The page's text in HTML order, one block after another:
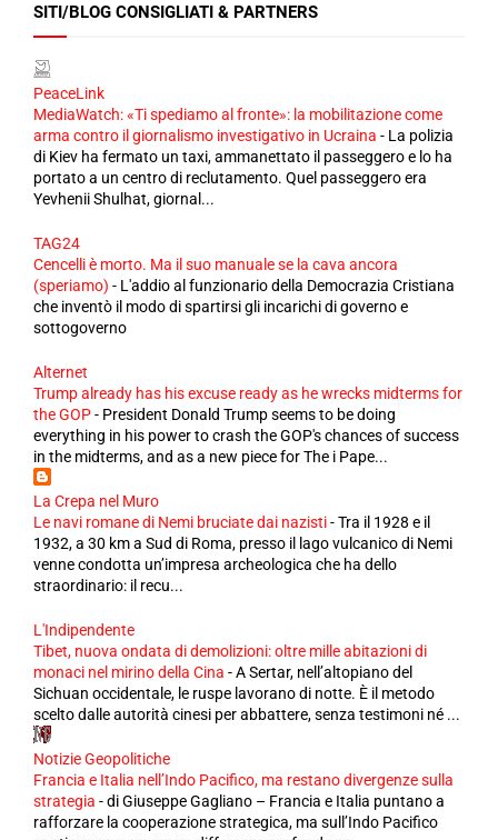
SITI/BLOG CONSIGLIATI & PARTNERS
PeaceLink
MediaWatch: «Ti spediamo al fronte»: la mobilitazione come
arma contro il giornalismo investigativo in Ucraina - La polizia
di Kiev ha fermato un taxi, ammanettato il passeggero e lo ha
portato a un centro di reclutamento. Quel passeggero era
Yevhenii Shulhat, giornal...
TAG24
Cencelli è morto. Ma il suo manuale se la cava ancora
(speriamo) - L'addio al funzionario della Democrazia Cristiana
che inventò il modo di spartirsi gli incarichi di governo e
sottogoverno
Alternet
Trump already has his excuse ready as he wrecks midterms for
the GOP- President Donald Trump seems to be doing
everything in his power to crash the GOP's chances of success
in the midterms, and as a new piece for The i Pape...
La Crepa nel Muro
Le navi romane di Nemi bruciate dai nazisti-Tra il 1928 e il
1932, a 30 km a Sud di Roma, presso il lago vulcanico di Nemi
venne condotta un’impresa archeologica che ha dello
straordinario: il recu...
L'Indipendente
Tibet, nuova ondata di demolizioni: oltre mille abitazioni di
monaci nel mirino della Cina -A Sertar, nell’altopiano del
Sichuan occidentale, le ruspe lavorano di notte. È il metodo
scelto dalle autorità cinesi per abbattere, senza testimoni né ...
Notizie Geopolitiche
Francia e Italia nell’Indo Pacifico, ma restano divergenze sulla
strategia -di Giuseppe Gagliano – Francia e Italia puntano a
rafforzare la cooperazione strategica, ma sull’Indo Pacifico